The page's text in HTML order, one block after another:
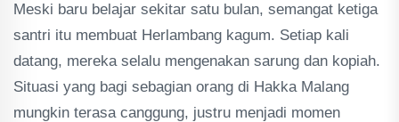
Meski baru belajar sekitar satu bulan, semangat ketiga
santri itu membuat Herlambang kagum. Setiap kali
datang, mereka selalu mengenakan sarung dan kopiah.
Situasi yang bagi sebagian orang di Hakka Malang
mungkin terasa canggung, justru menjadi momen